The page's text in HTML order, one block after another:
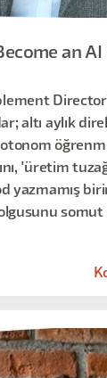
an AI
altı aylık
'üretim
yazmamış
somut